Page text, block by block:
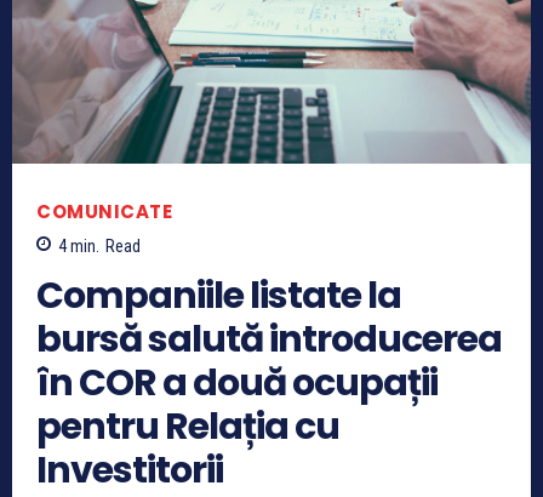
COMUNICATE
4min. Read
Companiile listate la
bursă salută introducerea
în COR a două ocupații
pentru Relația cu
Investitorii